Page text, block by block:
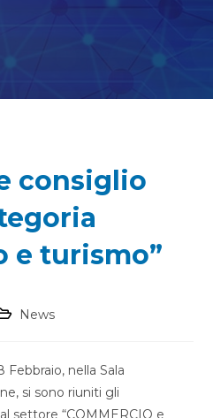
consiglio
e turismo”
News
Febbraio, nella Sala
si sono riuniti gli
settore “COMMERCIO e